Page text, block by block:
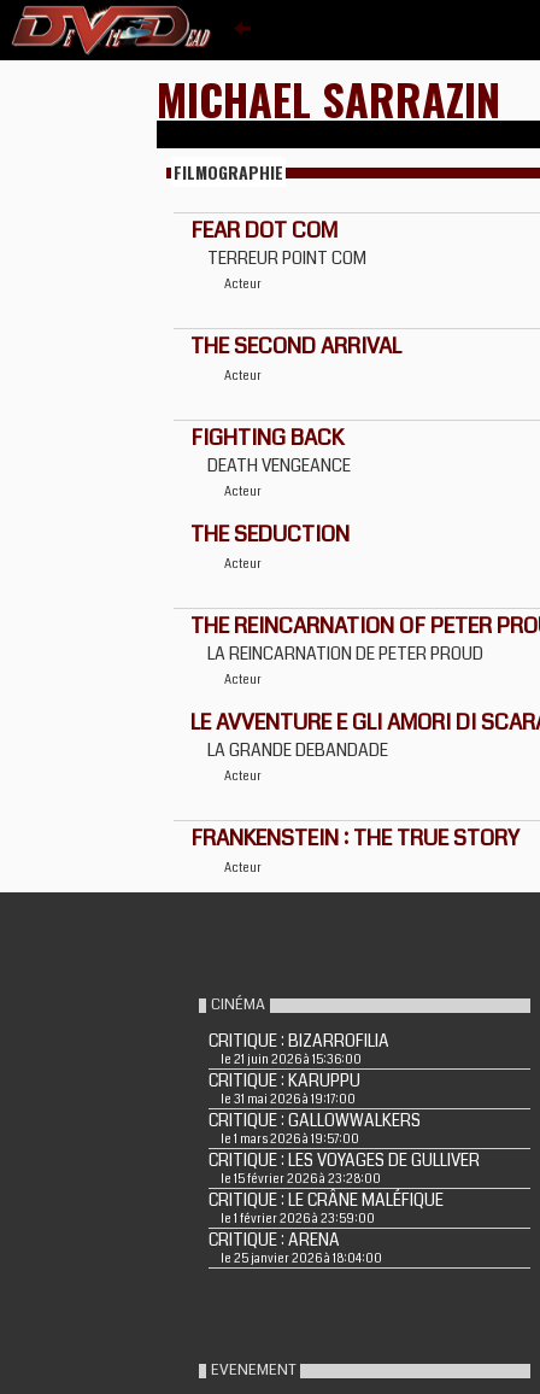
MICHAEL SARRAZIN
FILMOGRAPHIE
FEAR DOT COM
TERREUR POINT COM
Acteur
THE SECOND ARRIVAL
Acteur
FIGHTING BACK
DEATH VENGEANCE
Acteur
THE SEDUCTION
Acteur
THE REINCARNATION OF PETER
LA REINCARNATION DE PETER PROUD
Acteur
LE AVVENTURE E GLI AMORI DI
LA GRANDE DEBANDADE
Acteur
FRANKENSTEIN : THE TRUE STORY
Acteur
CINÉMA
CRITIQUE : BIZARROFILIA
le 21 juin 2026 à 15:36:00
CRITIQUE : KARUPPU
le 31 mai 2026 à 19:17:00
CRITIQUE : GALLOWWALKERS
le 1 mars 2026 à 19:57:00
CRITIQUE : LES VOYAGES DE GULLIVER
le 15 février 2026 à 23:28:00
CRITIQUE : LE CRÂNE MALÉFIQUE
le 1 février 2026 à 23:59:00
CRITIQUE : ARENA
le 25 janvier 2026 à 18:04:00
EVENEMENT